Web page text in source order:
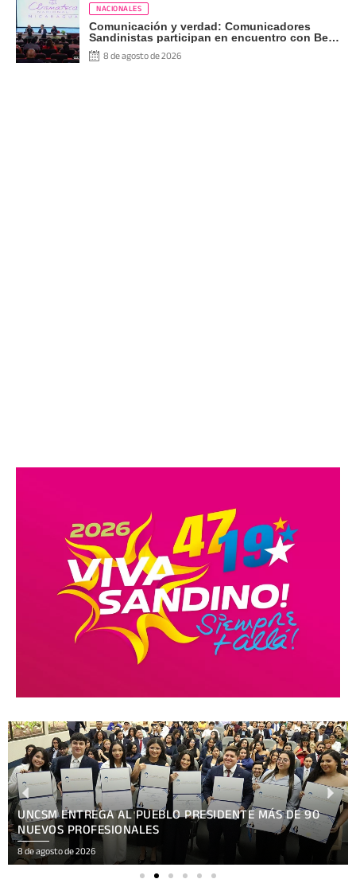
NACIONALES
Comunicación y verdad: Comunicadores
Sandinistas participan en encuentro con Ben
Norton8 de agosto de 2026
XV FESTIVAL INTERNACIONAL REÚNE EN NICARAGUA
ARTE, CULTURA
8 de agosto de 2026